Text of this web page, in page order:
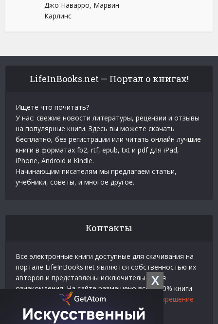
X
Джо Наварро, Марвин
Карлинс
LifeInBooks.net — Портал о книгах!
Ищете что почитать?
У нас: свежие новости литературы, рецензии и отзывы
на популярные книги. Здесь вы можете скачать
бесплатно, без регистрации или читать онлайн лучшие
книги в форматах fb2, rtf, epub, txt и pdf для iPad,
iPhone, Android и Kindle.
Начинающим писателям мы предлагаем статьи,
учебники, советы, и многое другое.
Контакты
Все электронные книги доступные для скачивания на
портале LifeInBooks.net являются собственностью их
авторов и представлены исключительно для
ознакомления. На сайте размещено всего 20% книги
взятой у нашего партнера Официальное разрешение
на использование материалов Litres.